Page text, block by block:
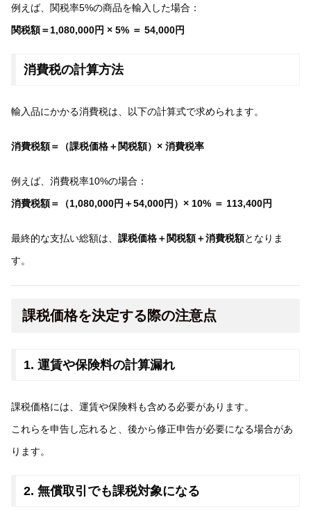
例えば、関税率5%の商品を輸入した場合：
関税額＝1,080,000円 × 5% ＝ 54,000円
消費税の計算方法
輸入品にかかる消費税は、以下の計算式で求められます。
消費税額＝（課税価格＋関税額）× 消費税率
例えば、消費税率10%の場合：
消費税額＝（1,080,000円＋54,000円）× 10% ＝ 113,400円
最終的な支払い総額は、 課税価格＋関税額＋消費税額となりま
す。
課税価格を決定する際の注意点
1. 運賃や保険料の計算漏れ
課税価格には、運賃や保険料も含める必要があります。
これらを申告し忘れると、後から修正申告が必要になる場合があ
ります。
2. 無償取引でも課税対象になる